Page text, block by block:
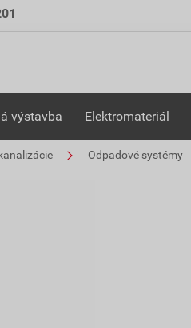
výstavba Elektromateriál
Odpadové systémy